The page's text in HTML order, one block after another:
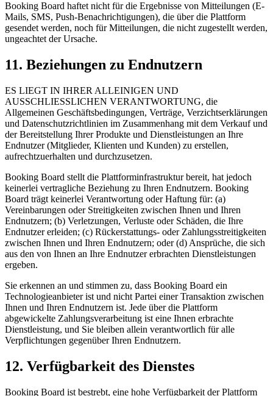
Booking Board haftet nicht für die Ergebnisse von Mitteilungen (E-
Mails, SMS, Push-Benachrichtigungen), die über die Plattform
gesendet werden, noch für Mitteilungen, die nicht zugestellt werden,
ungeachtet der Ursache.
11. Beziehungen zu Endnutzern
ES LIEGT IN IHRER ALLEINIGEN UND
AUSSCHLIESSLICHEN VERANTWORTUNG, die
Allgemeinen Geschäftsbedingungen, Verträge, Verzichtserklärungen
und Datenschutzrichtlinien im Zusammenhang mit dem Verkauf und
der Bereitstellung Ihrer Produkte und Dienstleistungen an Ihre
Endnutzer (Mitglieder, Klienten und Kunden) zu erstellen,
aufrechtzuerhalten und durchzusetzen.
Booking Board stellt die Plattforminfrastruktur bereit, hat jedoch
keinerlei vertragliche Beziehung zu Ihren Endnutzern. Booking
Board trägt keinerlei Verantwortung oder Haftung für: (a)
Vereinbarungen oder Streitigkeiten zwischen Ihnen und Ihren
Endnutzern; (b) Verletzungen, Verluste oder Schäden, die Ihre
Endnutzer erleiden; (c) Rückerstattungs- oder Zahlungsstreitigkeiten
zwischen Ihnen und Ihren Endnutzern; oder (d) Ansprüche, die sich
aus den von Ihnen an Ihre Endnutzer erbrachten Dienstleistungen
ergeben.
Sie erkennen an und stimmen zu, dass Booking Board ein
Technologieanbieter ist und nicht Partei einer Transaktion zwischen
Ihnen und Ihren Endnutzern ist. Jede über die Plattform
abgewickelte Zahlungsverarbeitung ist eine Ihnen erbrachte
Dienstleistung, und Sie bleiben allein verantwortlich für alle
Verpflichtungen gegenüber Ihren Endnutzern.
12. Verfügbarkeit des Dienstes
Booking Board ist bestrebt, eine hohe Verfügbarkeit der Plattform